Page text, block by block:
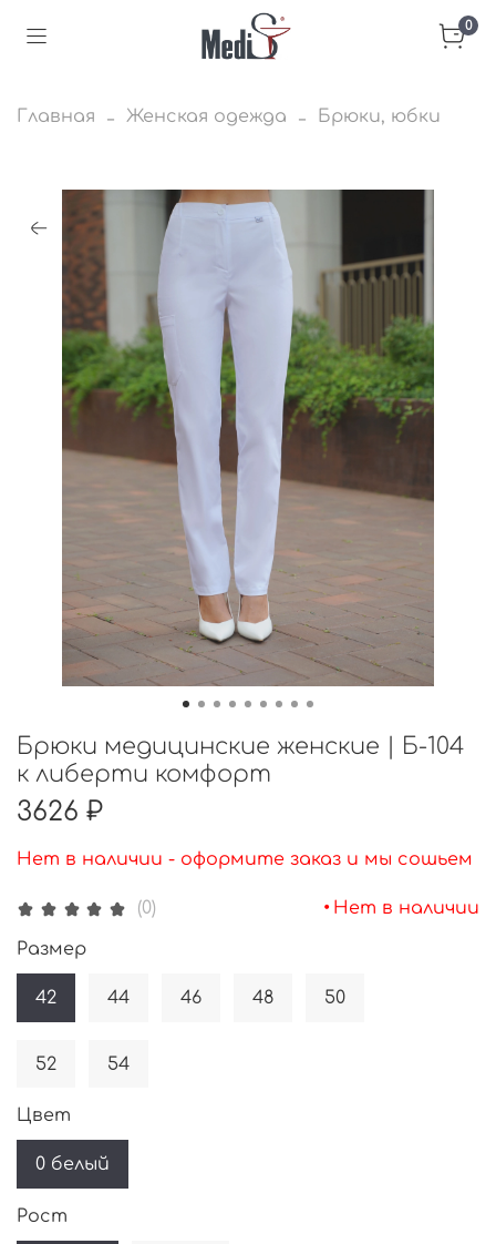
0
Главная Женская одежда Брюки, юбки
(0) • Нет в наличии
Брюки медицинские женские | Б-104
к либерти комфорт
3626 ₽
Нет в наличии - оформите заказ и мы сошьем
Размер
42 44 46 48 50
52 54
Цвет
0 белый
Рост